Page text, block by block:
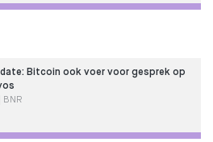
Bitcoin ook voer voor gesprek op
BNR